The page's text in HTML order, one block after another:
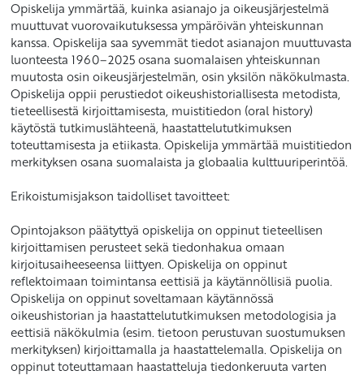
Opiskelija ymmärtää, kuinka asianajo ja oikeusjärjestelmä
muuttuvat vuorovaikutuksessa ympäröivän yhteiskunnan
kanssa. Opiskelija saa syvemmät tiedot asianajon muuttuvasta
luonteesta 1960–2025 osana suomalaisen yhteiskunnan
muutosta osin oikeusjärjestelmän, osin yksilön näkökulmasta.
Opiskelija oppii perustiedot oikeushistoriallisesta metodista,
tieteellisestä kirjoittamisesta, muistitiedon (oral history)
käytöstä tutkimuslähteenä, haastattelututkimuksen
toteuttamisesta ja etiikasta. Opiskelija ymmärtää muistitiedon
merkityksen osana suomalaista ja globaalia kulttuuriperintöä.
Erikoistumisjakson taidolliset tavoitteet:
Opintojakson päätyttyä opiskelija on oppinut tieteellisen
kirjoittamisen perusteet sekä tiedonhakua omaan
kirjoitusaiheeseensa liittyen. Opiskelija on oppinut
reflektoimaan toimintansa eettisiä ja käytännöllisiä puolia.
Opiskelija on oppinut soveltamaan käytännössä
oikeushistorian ja haastattelututkimuksen metodologisia ja
eettisiä näkökulmia (esim. tietoon perustuvan suostumuksen
merkityksen) kirjoittamalla ja haastattelemalla. Opiskelija on
oppinut toteuttamaan haastatteluja tiedonkeruuta varten